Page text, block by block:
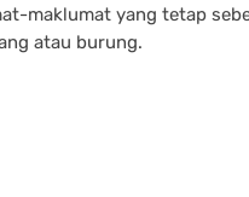
maklumat yang tetap
atau burung.